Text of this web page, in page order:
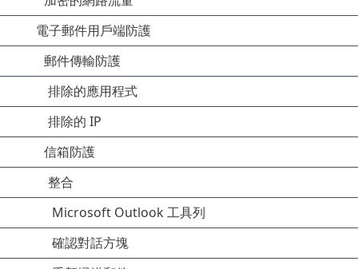
電子郵件用戶端防護
郵件傳輸防護
排除的應用程式
排除的 IP
信箱防護
整合
Microsoft Outlook 工具列
確認對話方塊